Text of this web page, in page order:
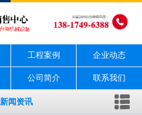
工程案例 企业动态
公司简介 联系我们
新闻资讯